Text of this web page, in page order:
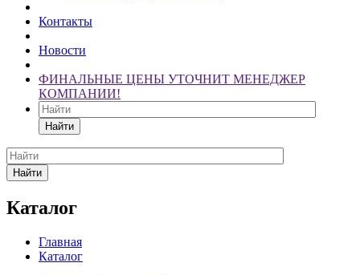
Контакты
Новости
ФИНАЛЬНЫЕ ЦЕНЫ УТОЧНИТ МЕНЕДЖЕР
КОМПАНИИ!
Найти
Найти
Каталог
Главная
Каталог